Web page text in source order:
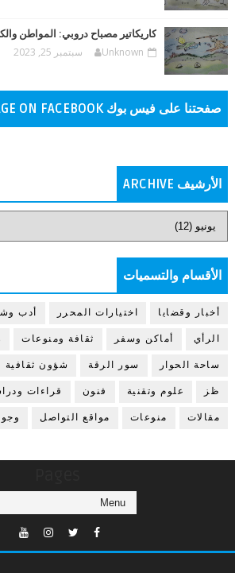
كاريكاتير مصباح دروبي: المواطن
Unknown سبتمبر 25, 2023
صفحتنا على فيس بوك OUR PAGE ON FACEBOOK
الأرشيف ARCHIVE
الأقسام والتسميات
أخبار وقضايا اختيارات المحرر أدب
الرأي أماكن وسفر ثقافة ومنوعات
ساحة الحوار سور الرقة شؤون ثقافية
ظز علوم وتقنية فنون قراءات
مقالات منوعات مواقع التواصل